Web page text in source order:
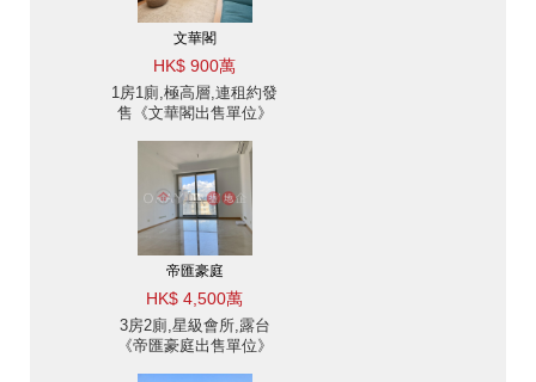
文華閣
HK$ 900萬
1房1廁,極高層,連租約發
售《文華閣出售單位》
帝匯豪庭
HK$ 4,500萬
3房2廁,星級會所,露台
《帝匯豪庭出售單位》